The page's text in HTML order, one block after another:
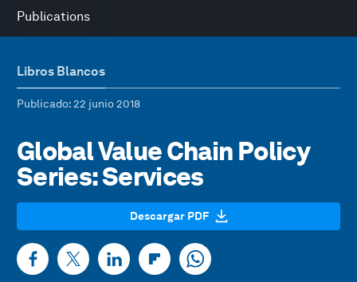
Publications
Libros Blancos
Publicado: 22 junio 2018
Global Value Chain Policy
Series: Services
Descargar PDF